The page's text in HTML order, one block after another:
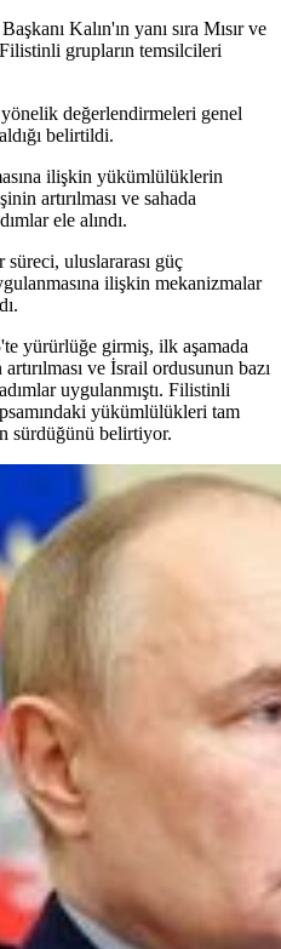
Kalın'ın yanı sıra Mısır ve
grupların temsilcileri
değerlendirmeleri genel
belirtildi.
ilişkin yükümlülüklerin
artırılması ve sahada
ele alındı.
uluslararası güç
ilişkin mekanizmalar
yürürlüğe girmiş, ilk aşamada
ve İsrail ordusunun bazı
uygulanmıştı. Filistinli
yükümlülükleri tam
sürdüğünü belirtiyor.